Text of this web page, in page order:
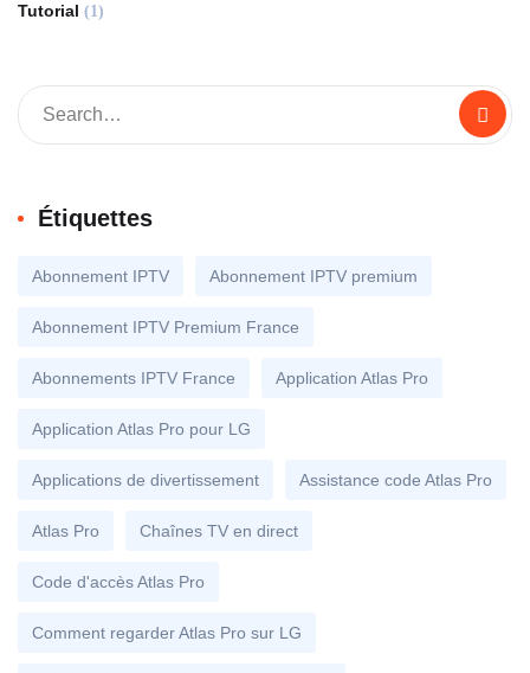
Tutorial (1)
Étiquettes
Abonnement IPTV Abonnement IPTV premium
Abonnement IPTV Premium France
Abonnements IPTV France Application Atlas Pro
Application Atlas Pro pour LG
Applications de divertissement Assistance code Atlas Pro
Atlas Pro Chaînes TV en direct
Code d'accès Atlas Pro
Comment regarder Atlas Pro sur LG